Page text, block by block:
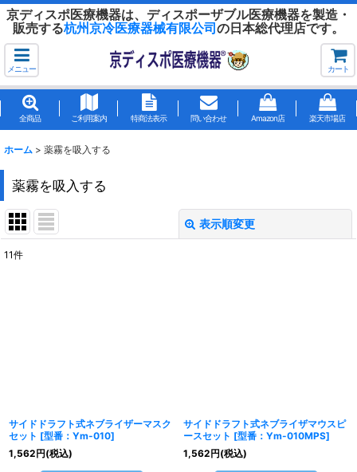
京ディスポ医療機器は、ディスポーザブル医療機器を製造・
販売する杭州京冷医療器械有限公司の日本総代理店です。
メニュー カート
全商品 ご利用案内 特商法表示 問い合わせ Amazon店 楽天市場店
ホーム > 薬霧を吸入する
薬霧を吸入する
表示順変更
11件
サイドドラフト式ネブライザーマスク
セット [型番：Ym-010]
1,562円(税込)
サイドドラフト式ネブライザマウスピ
ースセット [型番：Ym-010MPS]
1,562円(税込)